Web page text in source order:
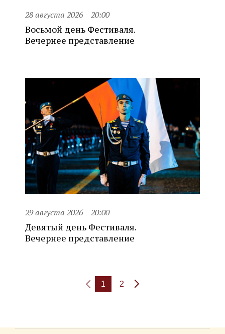
28 августа 2026 20:00
Восьмой день Фестиваля.
Вечернее представление
29 августа 2026 20:00
Девятый день Фестиваля.
Вечернее представление
1 2